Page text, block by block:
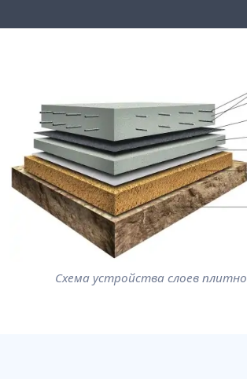
Схема устройства слоев